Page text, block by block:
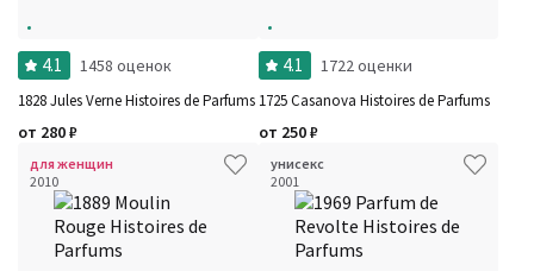
4.1 1458 оценок
1828 Jules Verne Histoires de Parfums
от 280₽
4.1 1722 оценки
1725 Casanova Histoires de Parfums
от 250₽
для женщин
2010
унисекс
2001